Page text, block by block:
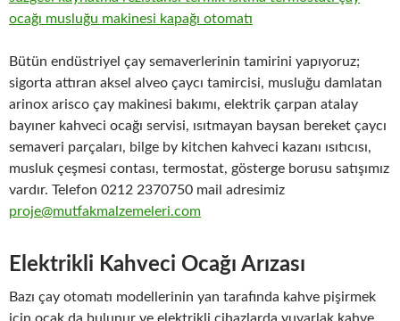
Bütün endüstriyel çay semaverlerinin tamirini yapıyoruz;
sigorta attıran aksel alveo çaycı tamircisi, musluğu damlatan
arinox arisco çay makinesi bakımı, elektrik çarpan atalay
bayıner kahveci ocağı servisi, ısıtmayan baysan bereket çaycı
semaveri parçaları, bilge by kitchen kahveci kazanı ısıtıcısı,
musluk çeşmesi contası, termostat, gösterge borusu satışımız
vardır. Telefon 0212 2370750 mail adresimiz
proje@mutfakmalzemeleri.com
Elektrikli Kahveci Ocağı Arızası
Bazı çay otomatı modellerinin yan tarafında kahve pişirmek